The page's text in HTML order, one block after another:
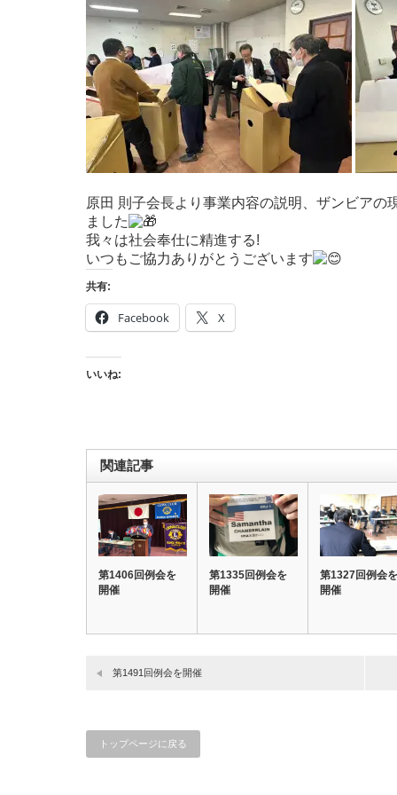
原田 則子会長より事業内容の説明、ザンビアの
ました
我々は社会奉仕に精進する!
いつもご協力ありがとうございます
共有:
Facebook X
いいね:
関連記事
第1406回例会を
開催
第1335回例会を
開催
第1327回例会を
開催
第1491回例会を開催
トップページに戻る